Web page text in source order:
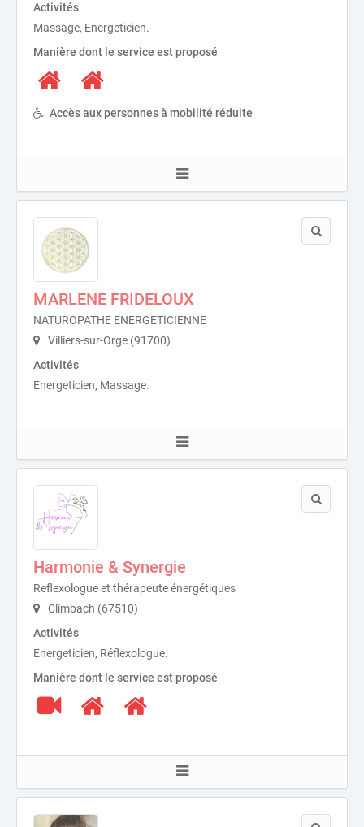
Activités
Massage, Energeticien.
Manière dont le service est proposé
Accès aux personnes à mobilité réduite
MARLENE FRIDELOUX
NATUROPATHE ENERGETICIENNE
Villiers-sur-Orge (91700)
Activités
Energeticien, Massage.
Harmonie & Synergie
Reflexologue et thérapeute énergétiques
Climbach (67510)
Activités
Energeticien, Réflexologue.
Manière dont le service est proposé